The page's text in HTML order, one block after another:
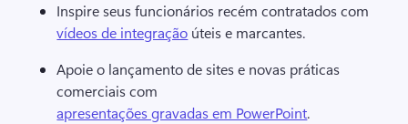
Inspire seus funcionários recém contratados com
vídeos de integração úteis e marcantes.
Apoie o lançamento de sites e novas práticas
comerciais com
apresentações gravadas em PowerPoint.